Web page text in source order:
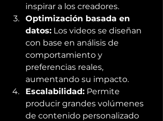
inspirar a los creadores.
Optimización basada en
datos: Los videos se diseñan
con base en análisis de
comportamiento y
preferencias reales,
aumentando su impacto.
Escalabilidad: Permite
producir grandes volúmenes
de contenido personalizado